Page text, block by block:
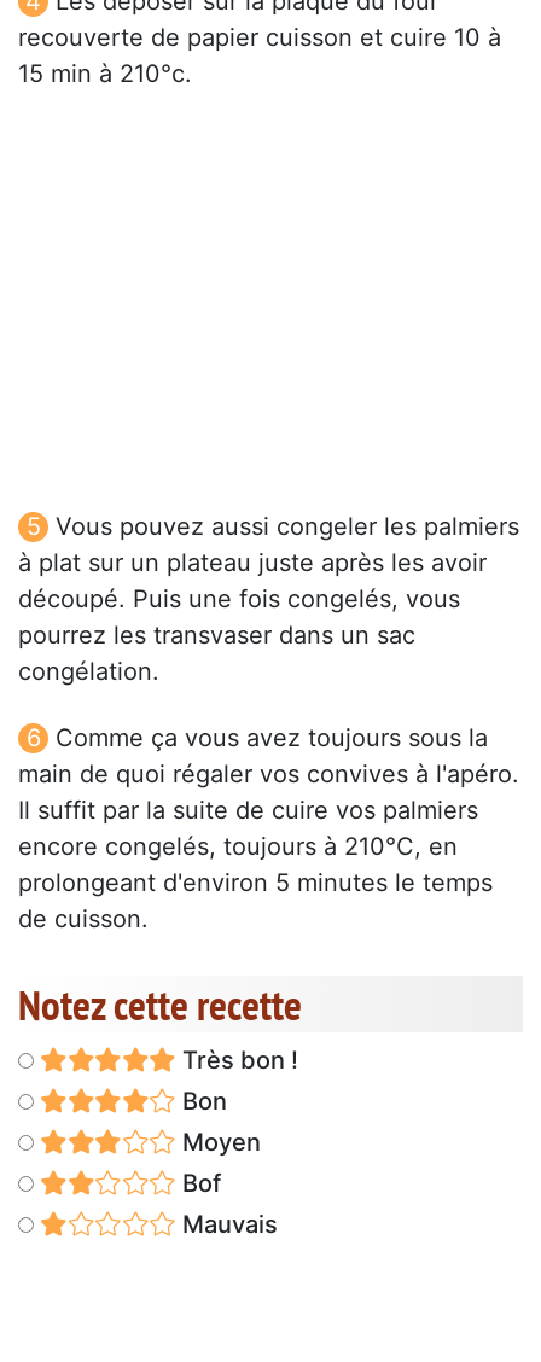
recouverte de papier cuisson et cuire 10 à
15 min à 210°c.
Vous pouvez aussi congeler les palmiers
à plat sur un plateau juste après les avoir
découpé. Puis une fois congelés, vous
pourrez les transvaser dans un sac
congélation.
Comme ça vous avez toujours sous la
main de quoi régaler vos convives à l'apéro.
Il suffit par la suite de cuire vos palmiers
encore congelés, toujours à 210°C, en
prolongeant d'environ 5 minutes le temps
de cuisson.
Notez cette recette
Très bon !
Bon
Moyen
Bof
Mauvais